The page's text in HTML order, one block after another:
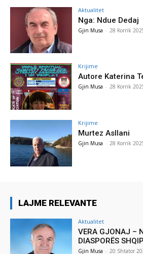
Aktualitet
Nga: Ndue Dedaj
Gjin Musa - 28 Korrik
Krijime
Autore Katerina
Gjin Musa - 28 Korrik
Krijime
Murtez Asllani
Gjin Musa - 28 Korrik
LAJME RELEVANTE
Aktualitet
VERA GJONAJ –
DIASPORËS
Gjin Musa - 20 Shtator